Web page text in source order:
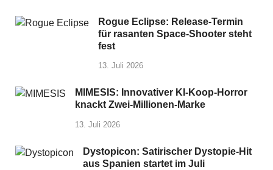
Rogue Eclipse: Release-Termin
für rasanten Space-Shooter steht
fest
13. Juli 2026
MIMESIS: Innovativer KI-Koop-Horror
knackt Zwei-Millionen-Marke
13. Juli 2026
Dystopicon: Satirischer Dystopie-Hit
aus Spanien startet im Juli